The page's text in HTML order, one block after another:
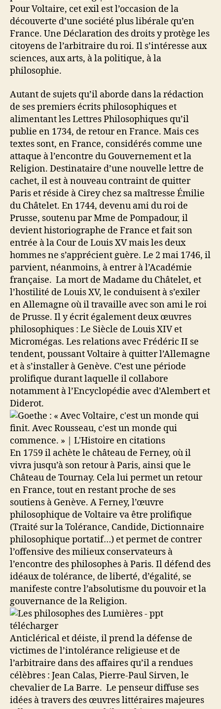
Pour Voltaire, cet exil est l’occasion de la
découverte d’une société plus libérale qu’en
France. Une Déclaration des droits y protège les
citoyens de l’arbitraire du roi. Il s’intéresse aux
sciences, aux arts, à la politique, à la
philosophie.
Autant de sujets qu’il aborde dans la rédaction
de ses premiers écrits philosophiques et
alimentant les Lettres Philosophiques qu’il
publie en 1734, de retour en France. Mais ces
textes sont, en France, considérés comme une
attaque à l’encontre du Gouvernement et la
Religion. Destinataire d’une nouvelle lettre de
cachet, il est à nouveau contraint de quitter
Paris et réside à Cirey chez sa maîtresse Émilie
du Châtelet. En 1744, devenu ami du roi de
Prusse, soutenu par Mme de Pompadour, il
devient historiographe de France et fait son
entrée à la Cour de Louis XV mais les deux
hommes ne s’apprécient guère. Le 2 mai 1746, il
parvient, néanmoins, à entrer à l’Académie
française. La mort de Madame du Châtelet, et
l’hostilité de Louis XV, le conduisent à s’exiler
en Allemagne où il travaille avec son ami le roi
de Prusse. Il y écrit également deux œuvres
philosophiques : Le Siècle de Louis XIV et
Micromégas. Les relations avec Frédéric II se
tendent, poussant Voltaire à quitter l’Allemagne
et à s’installer à Genève. C’est une période
prolifique durant laquelle il collabore
notamment à l’Encyclopédie avec d’Alembert et
Diderot.
En 1759 il achète le château de Ferney, où il
vivra jusqu’à son retour à Paris, ainsi que le
Château de Tournay. Cela lui permet un retour
en France, tout en restant proche de ses
soutiens à Genève. A Ferney, l’œuvre
philosophique de Voltaire va être prolifique
(Traité sur la Tolérance, Candide, Dictionnaire
philosophique portatif…) et permet de contrer
l’offensive des milieux conservateurs à
l’encontre des philosophes à Paris. Il défend des
idéaux de tolérance, de liberté, d’égalité, se
manifeste contre l’absolutisme du pouvoir et la
gouvernance de la Religion.
Anticlérical et déiste, il prend la défense de
victimes de l’intolérance religieuse et de
l’arbitraire dans des affaires qu’il a rendues
célèbres : Jean Calas, Pierre-Paul Sirven, le
chevalier de La Barre. Le penseur diffuse ses
idées à travers des œuvres littéraires majeures